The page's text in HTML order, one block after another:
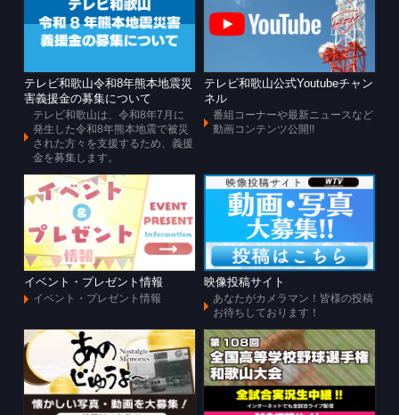
テレビ和歌山令和8年熊本地震災
害義援金の募集について
テレビ和歌山は、令和8年7月に
発生した令和8年熊本地震で被災
された方々を支援するため、義援
金を募集します。
テレビ和歌山公式Youtubeチャン
ネル
番組コーナーや最新ニュースなど
動画コンテンツ公開!!
イベント・プレゼント情報
イベント・プレゼント情報
映像投稿サイト
あなたがカメラマン！皆様の投稿
お待ちしております！